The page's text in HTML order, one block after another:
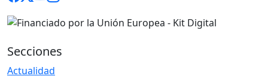
Secciones
Actualidad